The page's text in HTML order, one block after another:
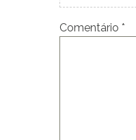
Comentário *